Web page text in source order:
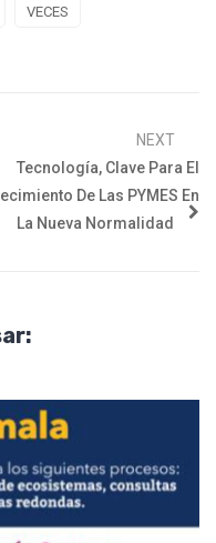
VECES
NEXT
Tecnología, Clave Para El
De Las PYMES En
La Nueva Normalidad